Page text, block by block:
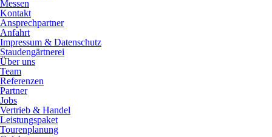
Messen
Kontakt
Ansprechpartner
Anfahrt
Impressum & Datenschutz
Staudengärtnerei
Über uns
Team
Referenzen
Partner
Jobs
Vertrieb & Handel
Leistungspaket
Tourenplanung